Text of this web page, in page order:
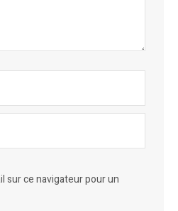
sur ce navigateur pour un